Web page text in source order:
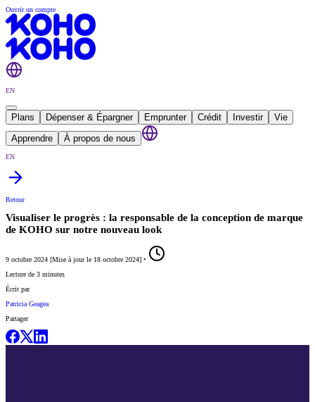
Ouvrir un compte
EN
Plans Dépenser & Épargner Emprunter Crédit Investir
Vie
Apprendre
À propos de nous
EN
Retour
Visualiser le progrès : la responsable de la conception de marque
de KOHO sur notre nouveau look
9 octobre 2024 [Mise à jour le 18 octobre 2024] •
Lecture de 3 minutes
Écrit par
Patricia Geagea
Partager